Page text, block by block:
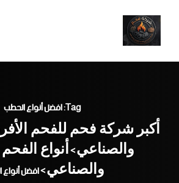
content
Tag: افضل أنواع الحطب
أكبر شركة فحم للفحم
والصناعي>أنواع
والصناعي>افضل